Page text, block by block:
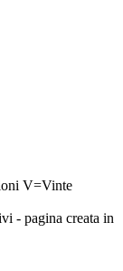
V=Vinte
- pagina creata in